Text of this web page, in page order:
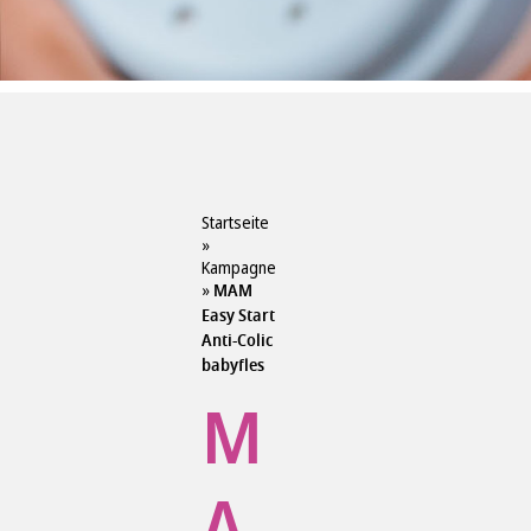
Startseite
»
Kampagne
» MAM
Easy Start
Anti-Colic
babyfles
M